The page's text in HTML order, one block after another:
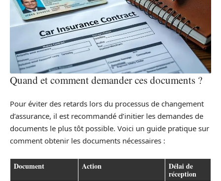
Quand et comment demander ces documents ?
Pour éviter des retards lors du processus de changement
d’assurance, il est recommandé d’initier les demandes de
documents le plus tôt possible. Voici un guide pratique sur
comment obtenir les documents nécessaires :
Document Action Délai de
réception